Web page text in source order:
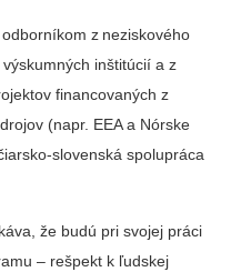
z neziskového
inštitúcií a z
financovaných z
(napr. EEA a Nórske
slovenská spolupráca
že budú pri svojej práci
– rešpekt k ľudskej